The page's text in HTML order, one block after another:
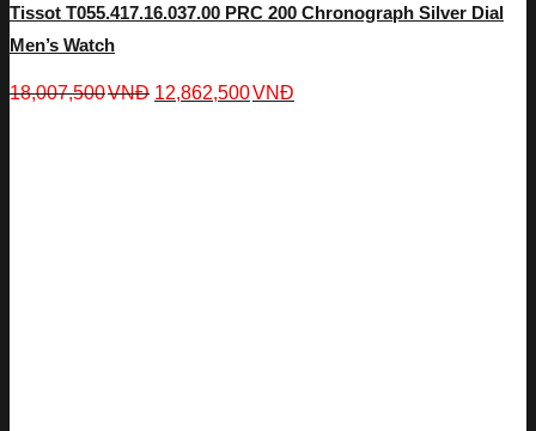
Tissot T055.417.16.037.00 PRC 200 Chronograph Silver Dial
Men’s Watch
18,007,500VNĐ 12,862,500VNĐ